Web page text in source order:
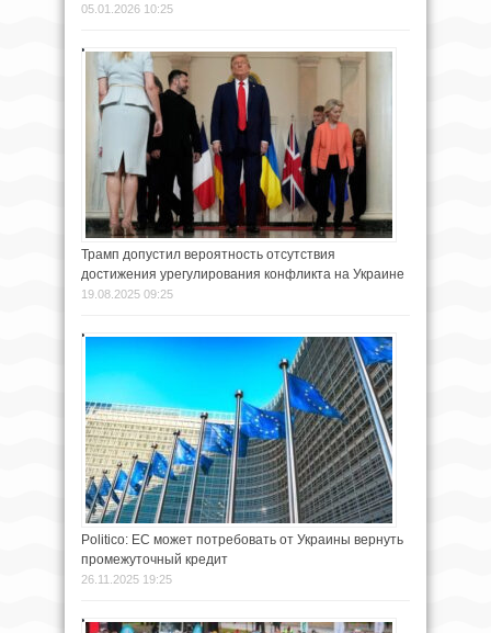
05.01.2026 10:25
Трамп допустил вероятность отсутствия
достижения урегулирования конфликта на Украине
19.08.2025 09:25
Politico: ЕС может потребовать от Украины вернуть
промежуточный кредит
26.11.2025 19:25